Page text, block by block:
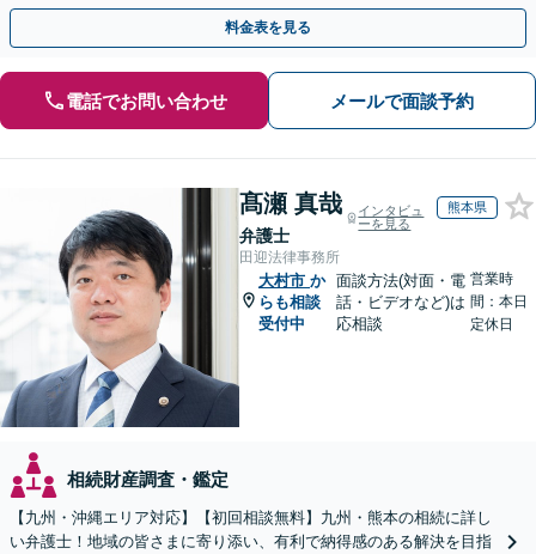
付可】【休日・夜間相談可】
料金表を見る
電話でお問い合わせ メールで面談予約
髙瀬 真哉
弁護士
インタビュ
ーを見る
熊本県
田迎法律事務所
大村市 か
らも相談
受付中
面談方法(対面・電
話・ビデオなど)は
応相談
営業時
間：本日
定休日
相続財産調査・鑑定
【九州・沖縄エリア対応】【初回相談無料】九州・熊本の相続に詳し
い弁護士！地域の皆さまに寄り添い、有利で納得感のある解決を目指